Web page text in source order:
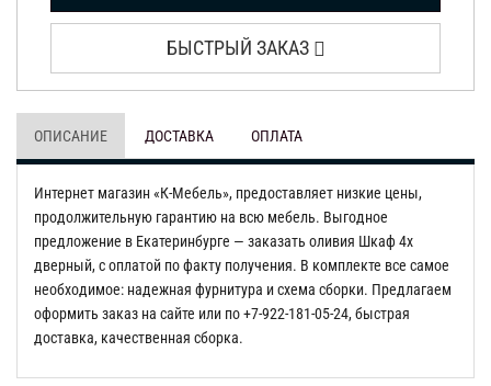
БЫСТРЫЙ ЗАКАЗ
ОПИСАНИЕ ДОСТАВКА ОПЛАТА
Интернет магазин «К-Мебель», предоставляет низкие цены,
продолжительную гарантию на всю мебель. Выгодное
предложение в Екатеринбурге — заказать оливия Шкаф 4х
дверный, с оплатой по факту получения. В комплекте все самое
необходимое: надежная фурнитура и схема сборки. Предлагаем
оформить заказ на сайте или по +7-922-181-05-24, быстрая
доставка, качественная сборка.